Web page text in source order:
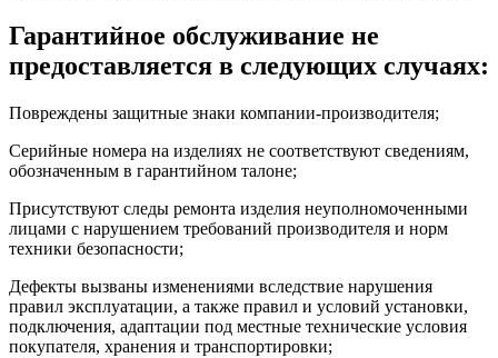
Гарантийное обслуживание не
предоставляется в следующих случаях:
Повреждены защитные знаки компании-производителя;
Серийные номера на изделиях не соответствуют сведениям,
обозначенным в гарантийном талоне;
Присутствуют следы ремонта изделия неуполномоченными
лицами с нарушением требований производителя и норм
техники безопасности;
Дефекты вызваны изменениями вследствие нарушения
правил эксплуатации, а также правил и условий установки,
подключения, адаптации под местные технические условия
покупателя, хранения и транспортировки;